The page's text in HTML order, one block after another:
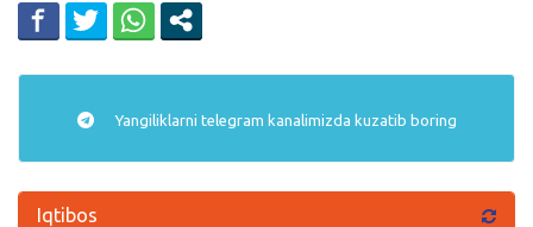
Yangiliklarni telegram kanalimizda kuzatib boring
Iqtibos